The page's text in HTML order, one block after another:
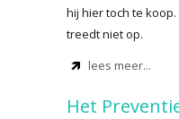
hij hier toch te
treedt niet op.
lees meer...
Het